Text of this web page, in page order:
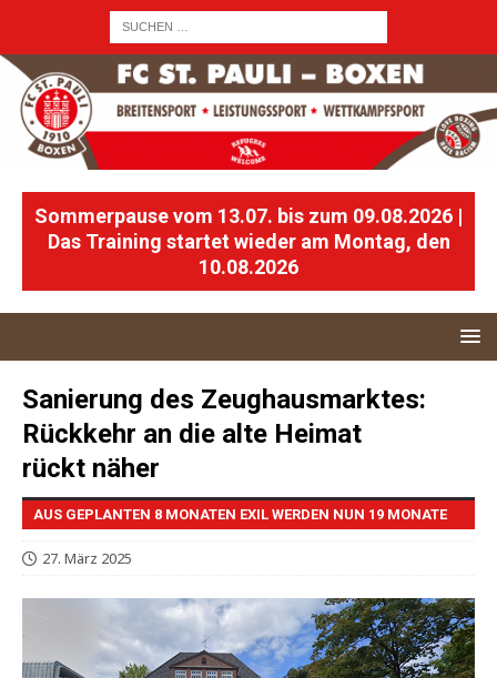
Sommerpause vom 13.07. bis zum 09.08.2026 |
Das Training startet wieder am Montag, den
10.08.2026
Sanierung des Zeughausmarktes:
Rückkehr an die alte Heimat
rückt näher
AUS GEPLANTEN 8 MONATEN EXIL WERDEN NUN 19 MONATE
27. März 2025